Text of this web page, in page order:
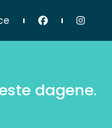
dagene.